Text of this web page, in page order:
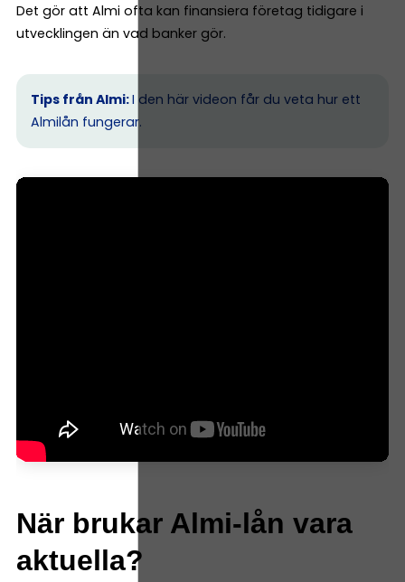
Det gör att Almi ofta kan finansiera företag tidigare i
utvecklingen än vad banker gör.
Tips från Almi:I den här videon får du veta hur ett
Almilån fungerar.
När brukar Almi-lån vara
aktuella?